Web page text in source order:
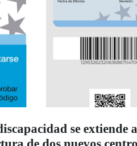
se extiende